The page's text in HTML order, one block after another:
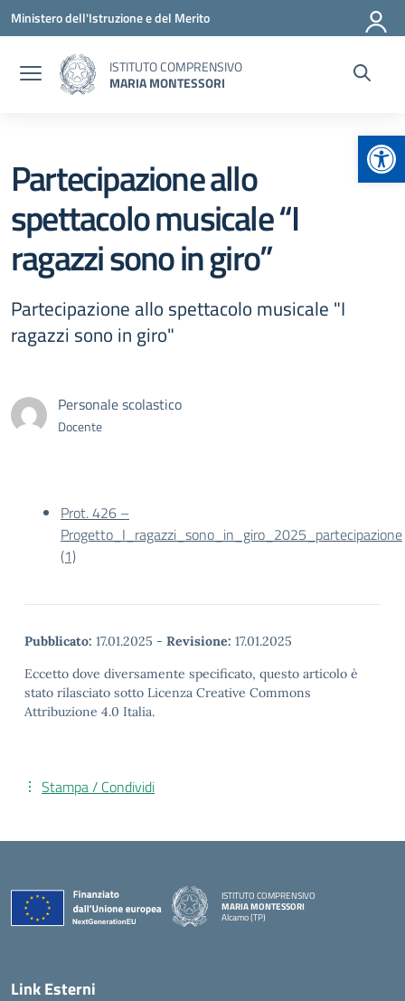
Vai ai contenuti
Vai al menu di navigazione
Vai al footer
Ministero dell'Istruzione e del Merito
ISTITUTO COMPRENSIVO
MARIA MONTESSORI
Partecipazione allo
spettacolo musicale “I
ragazzi sono in giro”
Partecipazione allo spettacolo musicale "I
ragazzi sono in giro"
Personale scolastico
Docente
Prot. 426 –
Progetto_I_ragazzi_sono_in_giro_2025_partecipazione
(1)
Pubblicato: 17.01.2025 - Revisione: 17.01.2025
Eccetto dove diversamente specificato, questo articolo è
stato rilasciato sotto Licenza Creative Commons
Attribuzione 4.0 Italia.
Stampa / Condividi
ISTITUTO COMPRENSIVO
MARIA MONTESSORI
Alcamo (TP)
Link Esterni